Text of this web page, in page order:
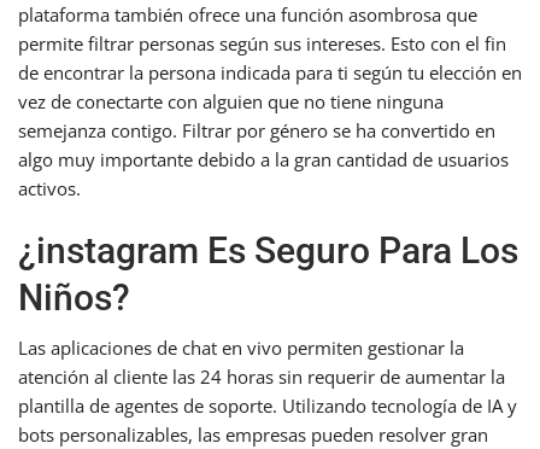
plataforma también ofrece una función asombrosa que
permite filtrar personas según sus intereses. Esto con el fin
de encontrar la persona indicada para ti según tu elección en
vez de conectarte con alguien que no tiene ninguna
semejanza contigo. Filtrar por género se ha convertido en
algo muy importante debido a la gran cantidad de usuarios
activos.
¿instagram Es Seguro Para Los
Niños?
Las aplicaciones de chat en vivo permiten gestionar la
atención al cliente las 24 horas sin requerir de aumentar la
plantilla de agentes de soporte. Utilizando tecnología de IA y
bots personalizables, las empresas pueden resolver gran